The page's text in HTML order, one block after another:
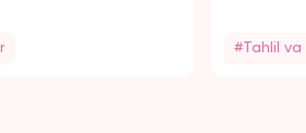
#Tahlil